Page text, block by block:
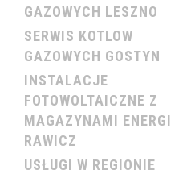
GAZOWYCH LESZNO
SERWIS KOTLOW
GAZOWYCH GOSTYN
INSTALACJE
FOTOWOLTAICZNE Z
MAGAZYNAMI ENERGI
RAWICZ
USŁUGI W REGIONIE